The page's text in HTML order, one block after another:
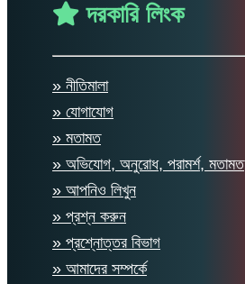
দরকারি লিংক
» নীতিমালা
» যোগাযোগ
» মতামত
» অভিযোগ, অনুরোধ, পরামর্শ, মতামত
» আপনিও লিখুন
» প্রশ্ন করুন
» প্রশ্নোত্তর বিভাগ
» আমাদের সম্পর্কে